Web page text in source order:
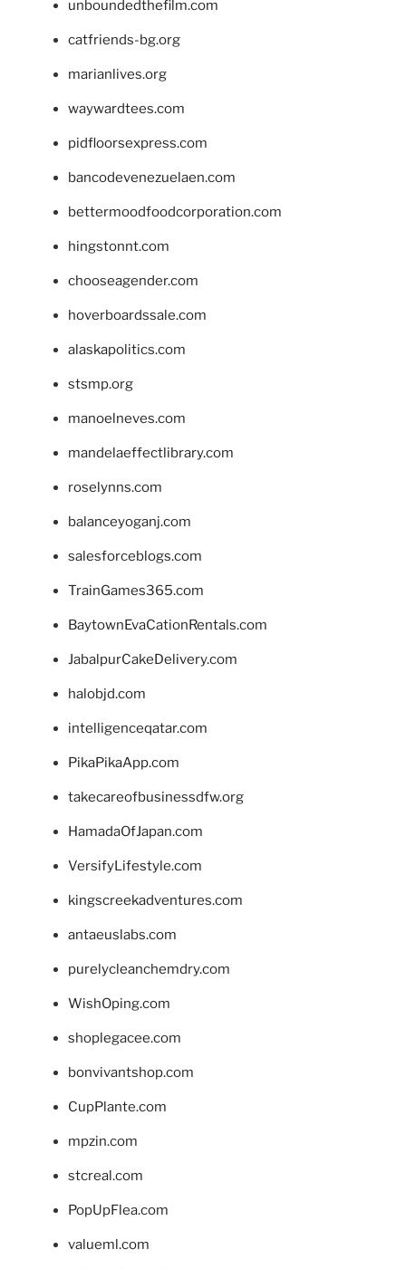
unboundedthefilm.com
catfriends-bg.org
marianlives.org
waywardtees.com
pidfloorsexpress.com
bancodevenezuelaen.com
bettermoodfoodcorporation.com
hingstonnt.com
chooseagender.com
hoverboardssale.com
alaskapolitics.com
stsmp.org
manoelneves.com
mandelaeffectlibrary.com
roselynns.com
balanceyoganj.com
salesforceblogs.com
TrainGames365.com
BaytownEvaCationRentals.com
JabalpurCakeDelivery.com
halobjd.com
intelligenceqatar.com
PikaPikaApp.com
takecareofbusinessdfw.org
HamadaOfJapan.com
VersifyLifestyle.com
kingscreekadventures.com
antaeuslabs.com
purelycleanchemdry.com
WishOping.com
shoplegacee.com
bonvivantshop.com
CupPlante.com
mpzin.com
stcreal.com
PopUpFlea.com
valueml.com